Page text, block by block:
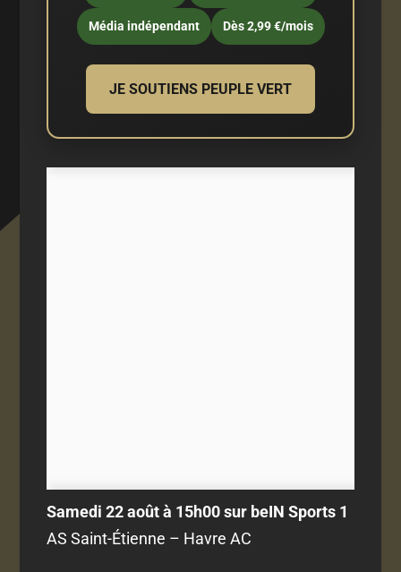
Média indépendant Dès 2,99 €/mois
JE SOUTIENS PEUPLE VERT
Samedi 22 août à 15h00 sur beIN Sports 1
AS Saint-Étienne – Havre AC